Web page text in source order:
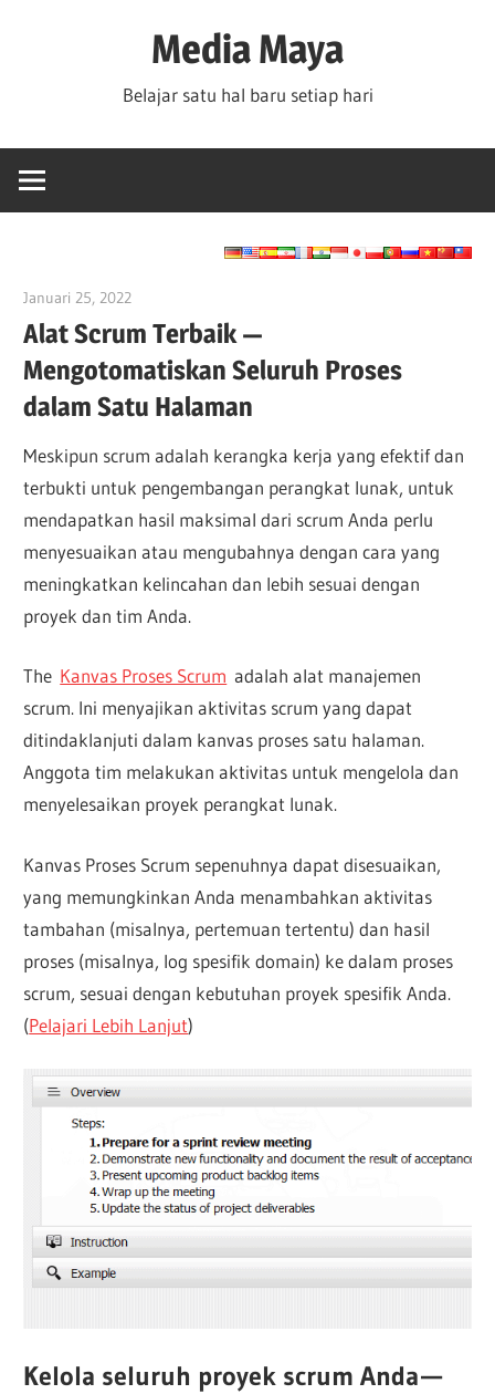
Media Maya
Belajar satu hal baru setiap hari
Januari 25, 2022
Alat Scrum Terbaik —
Mengotomatiskan Seluruh Proses
dalam Satu Halaman
Meskipun scrum adalah kerangka kerja yang efektif dan
terbukti untuk pengembangan perangkat lunak, untuk
mendapatkan hasil maksimal dari scrum Anda perlu
menyesuaikan atau mengubahnya dengan cara yang
meningkatkan kelincahan dan lebih sesuai dengan
proyek dan tim Anda.
The Kanvas Proses Scrum adalah alat manajemen
scrum. Ini menyajikan aktivitas scrum yang dapat
ditindaklanjuti dalam kanvas proses satu halaman.
Anggota tim melakukan aktivitas untuk mengelola dan
menyelesaikan proyek perangkat lunak.
Kanvas Proses Scrum sepenuhnya dapat disesuaikan,
yang memungkinkan Anda menambahkan aktivitas
tambahan (misalnya, pertemuan tertentu) dan hasil
proses (misalnya, log spesifik domain) ke dalam proses
scrum, sesuai dengan kebutuhan proyek spesifik Anda.
(Pelajari Lebih Lanjut)
Kelola seluruh proyek scrum Anda —